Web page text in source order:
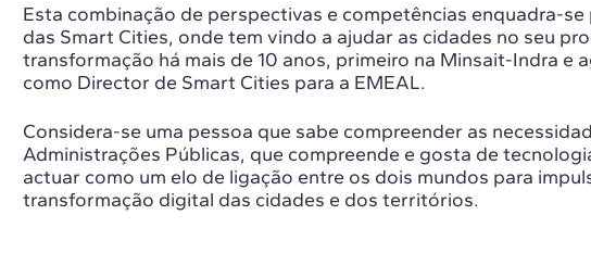
Esta combinação de perspectivas e competências enquadra-
das Smart Cities, onde tem vindo a ajudar as cidades no seu
transformação há mais de 10 anos, primeiro na Minsait-Indra e
como Director de Smart Cities para a EMEAL.
Considera-se uma pessoa que sabe compreender as
Administrações Públicas, que compreende e gosta de
actuar como um elo de ligação entre os dois mundos para
transformação digital das cidades e dos territórios.